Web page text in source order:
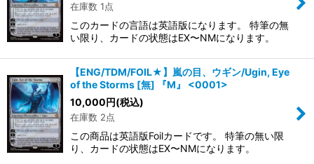
在庫数 1点
このカードの言語は英語版になります。 特筆の無
い限り、カードの状態はEX〜NMになります。
【ENG/TDM/FOIL★】嵐の目、ウギン/Ugin, Eye
of the Storms [無] 『M』 <0001>
10,000円(税込)
在庫数 2点
この商品は英語版Foilカードです。 特筆の無い限
り、カードの状態はEX〜NMになります。